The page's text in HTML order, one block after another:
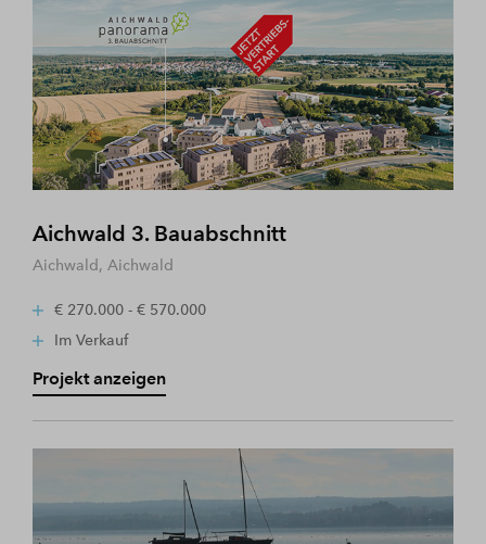
Aichwald 3. Bauabschnitt
Aichwald, Aichwald
€ 270.000 - € 570.000
Im Verkauf
Projekt anzeigen